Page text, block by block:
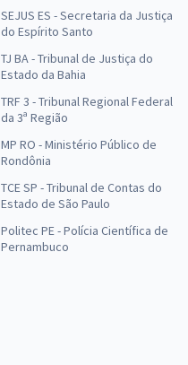
SEJUS ES - Secretaria da Justiça
do Espírito Santo
TJ BA - Tribunal de Justiça do
Estado da Bahia
TRF 3 - Tribunal Regional Federal
da 3ª Região
MP RO - Ministério Público de
Rondônia
TCE SP - Tribunal de Contas do
Estado de São Paulo
Politec PE - Polícia Científica de
Pernambuco